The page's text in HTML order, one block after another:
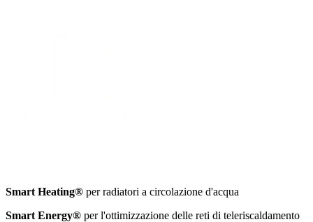
Smart Heating® per radiatori a circolazione d'acqua
Smart Energy® per l'ottimizzazione delle reti di teleriscaldamento